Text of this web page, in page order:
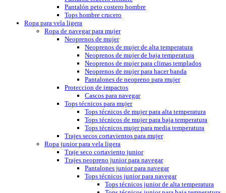
Pantalón peto costero hombre
Tops hombre crucero
Ropa para vela ligera
Ropa de navegar para mujer
Neoprenos de mujer
Neoprenos de mujer de alta temperatura
Neoprenos de mujer de baja temperatura
Neoprenos de mujer para climas templados
Neoprenos de mujer para hacer banda
Pantalones de neopreno para mujer
Proteccion de impactos
Cascos para navegar
Tops técnicos para mujer
Tops técnicos de mujer para alta temperatura
Tops técnicos de mujer para baja temperatura
Tops técnicos mujer para media temperatura
Trajes secos cortavientos para mujer
Ropa junior para vela ligera
Traje seco cortaviento junior
Trajes neopreno junior para navegar
Pantalones junior para navegar
Tops técnicos junior para navegar
Tops técnicos junior de alta temperatura